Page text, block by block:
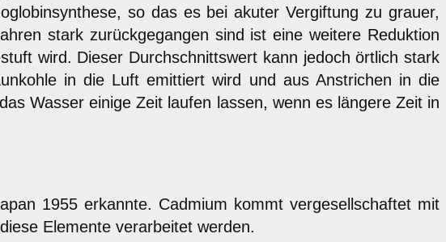
so das es bei akuter Vergiftung zu grauer,
stark zurückgegangen sind ist eine weitere Reduktion
wird. Dieser Durchschnittswert kann jedoch örtlich stark
in die Luft emittiert wird und aus Anstrichen in die
Wasser einige Zeit laufen lassen, wenn es längere Zeit in
1955 erkannte. Cadmium kommt vergesellschaftet mit
Elemente verarbeitet werden.